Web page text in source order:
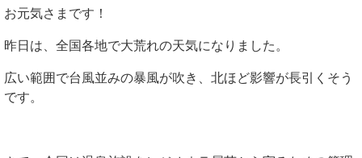
お元気さまです！
昨日は、全国各地で大荒れの天気になりました。
広い範囲で台風並みの暴風が吹き、北ほど影響が長引くそう
です。